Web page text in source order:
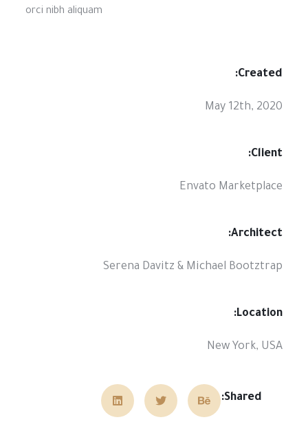
orci nibh aliquam
Created:
May 12th, 2020
Client:
Envato Marketplace
Architect:
Serena Davitz & Michael Bootztrap
Location:
New York, USA
Shared: